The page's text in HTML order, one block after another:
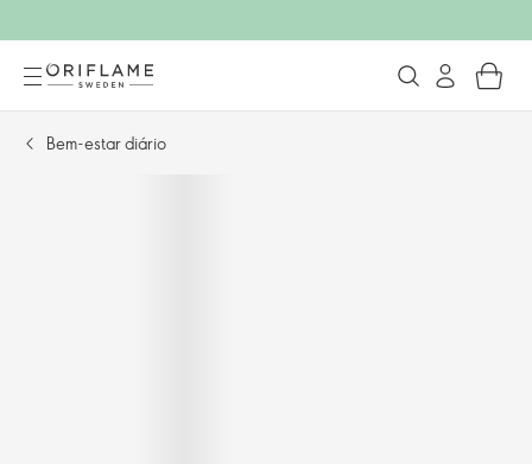
Bem-estar diário